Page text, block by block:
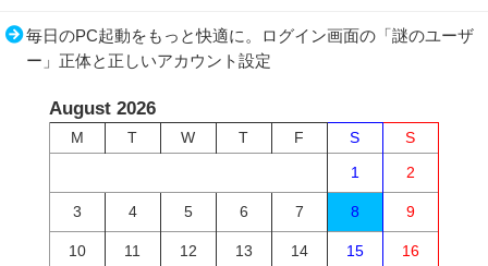
毎日のPC起動をもっと快適に。ログイン画面の「謎のユーザ
ー」正体と正しいアカウント設定
August 2026
M T W T F S
S
1
2
3 4 5 6 7 8 9
10 11 12 13 14 15 16